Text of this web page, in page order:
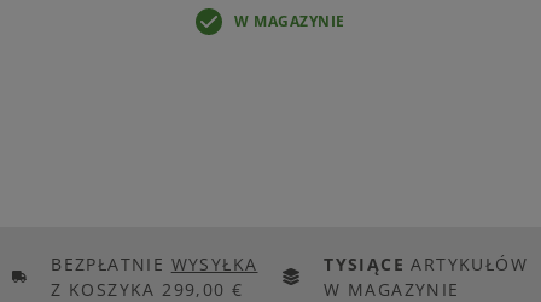
W MAGAZYNIE
BEZPŁATNIE WYSYŁKA
Z KOSZYKA 299,00 €
TYSIĄCE ARTYKUŁÓW
W MAGAZYNIE